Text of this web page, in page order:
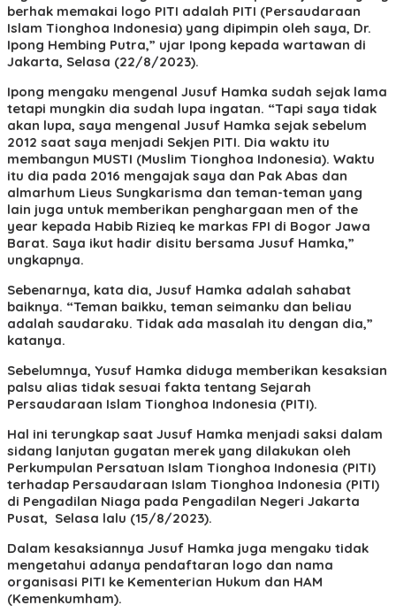
berhak memakai logo PITI adalah PITI (Persaudaraan
Islam Tionghoa Indonesia) yang dipimpin oleh saya, Dr.
Ipong Hembing Putra,” ujar Ipong kepada wartawan di
Jakarta, Selasa (22/8/2023).
Ipong mengaku mengenal Jusuf Hamka sudah sejak lama
tetapi mungkin dia sudah lupa ingatan. “Tapi saya tidak
akan lupa, saya mengenal Jusuf Hamka sejak sebelum
2012 saat saya menjadi Sekjen PITI. Dia waktu itu
membangun MUSTI (Muslim Tionghoa Indonesia). Waktu
itu dia pada 2016 mengajak saya dan Pak Abas dan
almarhum Lieus Sungkarisma dan teman-teman yang
lain juga untuk memberikan penghargaan men of the
year kepada Habib Rizieq ke markas FPI di Bogor Jawa
Barat. Saya ikut hadir disitu bersama Jusuf Hamka,”
ungkapnya.
Sebenarnya, kata dia, Jusuf Hamka adalah sahabat
baiknya. “Teman baikku, teman seimanku dan beliau
adalah saudaraku. Tidak ada masalah itu dengan dia,”
katanya.
Sebelumnya, Yusuf Hamka diduga memberikan kesaksian
palsu alias tidak sesuai fakta tentang Sejarah
Persaudaraan Islam Tionghoa Indonesia (PITI).
Hal ini terungkap saat Jusuf Hamka menjadi saksi dalam
sidang lanjutan gugatan merek yang dilakukan oleh
Perkumpulan Persatuan Islam Tionghoa Indonesia (PITI)
terhadap Persaudaraan Islam Tionghoa Indonesia (PITI)
di Pengadilan Niaga pada Pengadilan Negeri Jakarta
Pusat, Selasa lalu (15/8/2023).
Dalam kesaksiannya Jusuf Hamka juga mengaku tidak
mengetahui adanya pendaftaran logo dan nama
organisasi PITI ke Kementerian Hukum dan HAM
(Kemenkumham).